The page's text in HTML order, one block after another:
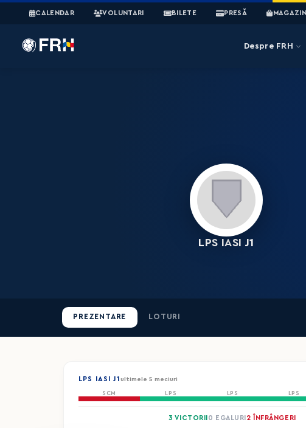
CALENDAR VOLUNTARI BILETE PRESĂ MAGAZIN
Despre FRH
LPS IASI J1
PREZENTARE LOTURI
LPS IASI J1 ultimele 5 meciuri
SCM LPS LPS LPS
3 VICTORII 0 EGALURI 2 ÎNFRÂNGERI